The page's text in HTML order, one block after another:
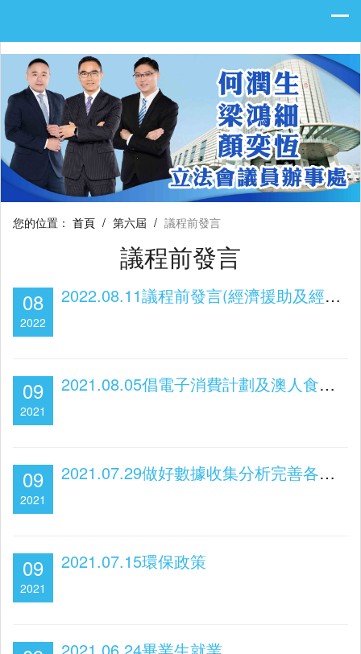
您的位置： 首頁 / 第六屆 / 議程前發言
議程前發言
08
2022
2022.08.11議程前發言(經濟援助及經濟復甦問題)
09
2021
2021.08.05倡電子消費計劃及澳人食住遊計劃中期檢討
09
2021
2021.07.29做好數據收集分析完善各階梯房屋規劃
09
2021
2021.07.15環保政策